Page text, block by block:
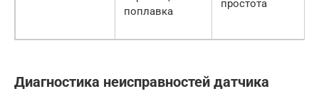
поплавка
простота
Диагностика неисправностей датчика